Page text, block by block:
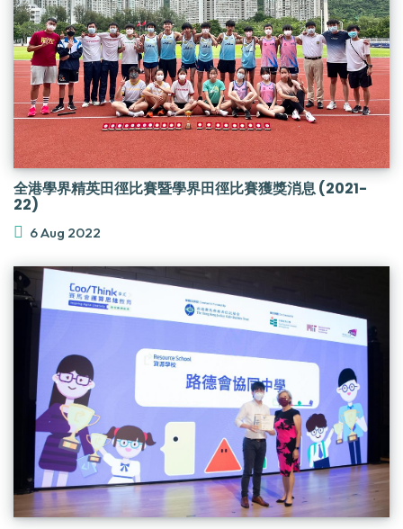
全港學界精英田徑比賽暨學界田徑比賽獲獎消息 (2021-
22)
6 Aug 2022